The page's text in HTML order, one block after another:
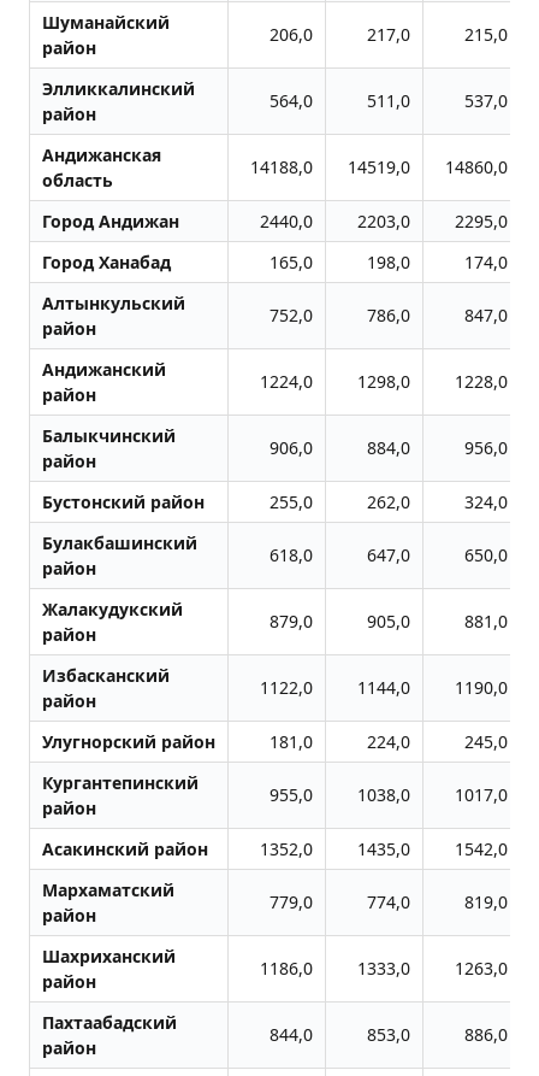
Шуманайский
район
206,0 217,0 215,0
Элликкалинский
район
564,0 511,0 537,0
Андижанская
область
14188,0 14519,0 14860,0
Город Андижан 2440,0 2203,0
2295,0
Город Ханабад
165,0 198,0
174,0
Алтынкульский
район
752,0 786,0 847,0
Андижанский
район
1224,0 1298,0 1228,0
Балыкчинский
район
906,0 884,0 956,0
Бустонский район 255,0 262,0
324,0
Булакбашинский
район
618,0 647,0 650,0
Жалакудукский
район
879,0 905,0 881,0
Избасканский
район
1122,0 1144,0 1190,0
Улугноpский район 181,0 224,0
245,0
Кургантепинский
район
955,0 1038,0 1017,0
Асакинский район 1352,0 1435,0
1542,0
Мархаматский
район
779,0 774,0 819,0
Шахриханский
район
1186,0 1333,0 1263,0
Пахтаабадский
район
844,0 853,0 886,0